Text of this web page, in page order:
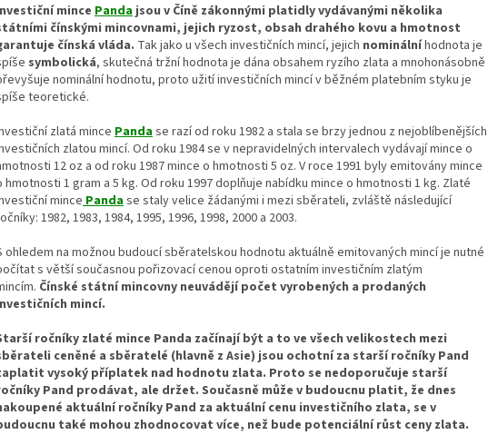
mince Panda jsou v Číně zákonnými platidly vydávanými několika
čínskými mincovnami, jejich ryzost, obsah drahého kovu a hmotnost
čínská vláda. Tak jako u všech investičních mincí, jejich nominálníhodnota je
symbolická, skutečná tržní hodnota je dána obsahem ryzího zlata a mnohonásobně
nominální hodnotu, proto užití investičních mincí v běžném platebním styku je
teoretické.
zlatá mince Pandase razí od roku 1982 a stala se brzy jednou z nejoblíbenějších
zlatou mincí. Od roku 1984 se v nepravidelných intervalech vydávají mince o
12 oz a od roku 1987 mince o hmotnosti 5 oz. V roce 1991 byly emitovány mince
hmotnosti 1 gram a 5 kg. Od roku 1997 doplňuje nabídku mince o hmotnosti 1 kg. Zlaté
mince Pandase staly velice žádanými i mezi sběrateli, zvláště následující
1982, 1983, 1984, 1995, 1996, 1998, 2000 a 2003.
ohledem na možnou budoucí sběratelskou hodnotu aktuálně emitovaných mincí je nutné
s větší současnou pořizovací cenou oproti ostatním investičním zlatým
Čínské státní mincovny neuvádějí počet vyrobených a prodaných
mincí.
ročníky zlaté mince Panda začínají být a to ve všech velikostech mezi
ceněné a sběratelé (hlavně z Asie) jsou ochotní za starší ročníky Pand
vysoký příplatek nad hodnotu zlata. Proto se nedoporučuje starší
Pand prodávat, ale držet. Současně může v budoucnu platit, že dnes
aktuální ročníky Pand za aktuální cenu investičního zlata, se v
také mohou zhodnocovat více, než bude potenciální růst ceny zlata.